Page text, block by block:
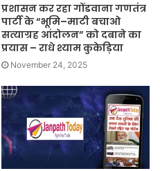
प्रशासन कर रहा गोंडवाना गणतंत्र
पार्टी के “भूमि–माटी बचाओ
सत्याग्रह आंदोलन” को दबाने का
प्रयास – राधे श्याम कुकेड़िया
November 24, 2025